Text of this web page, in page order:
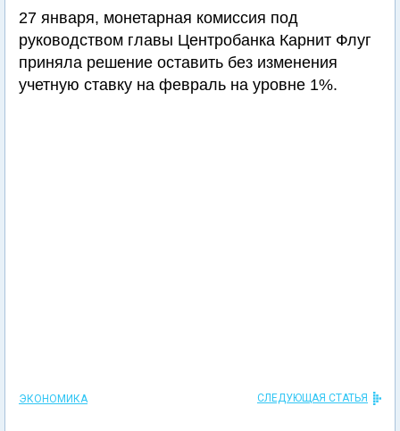
27 января, монетарная комиссия под
руководством главы Центробанка Карнит Флуг
приняла решение оставить без изменения
учетную ставку на февраль на уровне 1%.
ЭКОНОМИКА СЛЕДУЮЩАЯ СТАТЬЯ